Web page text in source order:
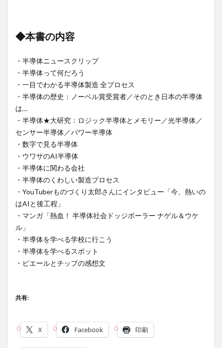
◆本書の内容
・半導体ニュースクリップ
・半導体って何だろう
・一目でわかる半導体製造 全プロセス
・半導体の歴史：ノーベル賞受賞者／そのとき日本の半導体
は…
・半導体★大研究：ロジック半導体とメモリー／光半導体／
センサー半導体／パワー半導体
・数字で見る半導体
・ウワサのAI半導体
・半導体に関わる会社
・半導体のくわしい製造プロセス
・YouTuberものづくり太郎さんにインタビュー「今、熱いの
はAIと後工程」
・マンガ「熱血！ 半導体社会ドッジボーラー ナゲル＆ウケ
ル」
・半導体を学べる学校に行こう
・半導体を学べるスポット
・ピエールとチップの感想文
共有:
X Facebook 印刷